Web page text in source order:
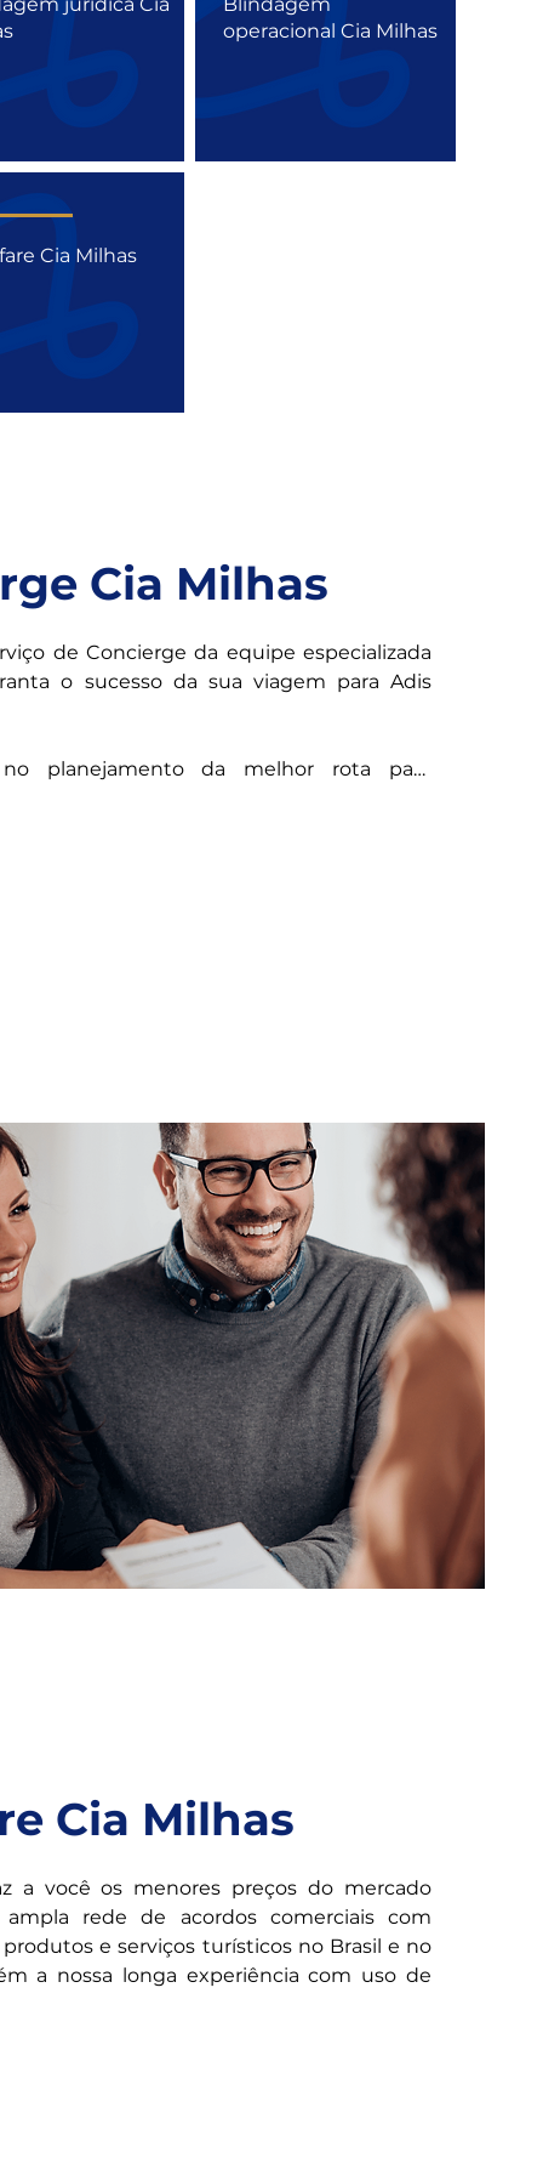
Cia Milhas
operacional Cia Milhas
Cia Milhas
de Concierge da equipe especializada
o sucesso da sua viagem para Adis
planejamento da melhor rota para
para garantir que você está coberto
e demais burocracias.
Cia Milhas
a você os menores preços do mercado
ampla rede de acordos comerciais com
e serviços turísticos no Brasil e no
a nossa longa experiência com uso de